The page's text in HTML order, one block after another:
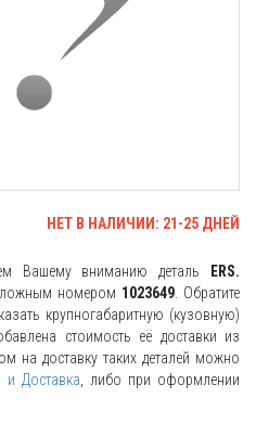
НЕТ В НАЛИЧИИ: 21-25 ДНЕЙ
Вашему вниманию деталь
ERS.
номером 1023649. Обратите
крупногабаритную (кузовную)
стоимость её доставки из
на доставку таких деталей можно
и Доставка , либо при оформлении